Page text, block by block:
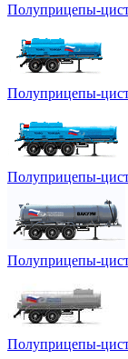
Полуприцепы-
Полуприцепы-
Полуприцепы-
Полуприцепы-
Полуприцепы-